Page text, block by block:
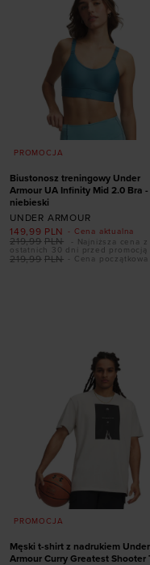
PROMOCJA
Dodaj produkt w
rozmiarze
L A-C L D-DD
M A-C
Biustonosz treningowy Under
Armour UA Infinity Mid 2.0 Bra -
niebieski
UNDER ARMOUR
- Cena aktualna
149,99 PLN
- Cena początkowa
219,99 PLN
219,99 PLN
- Najniższa cena z
ostatnich 30 dni przed promocją
PROMOCJA
Męski t-shirt z nadrukiem Under
Armour Curry Greatest Shooter